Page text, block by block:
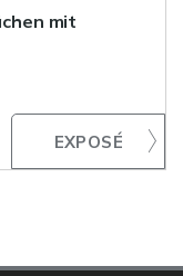
mit